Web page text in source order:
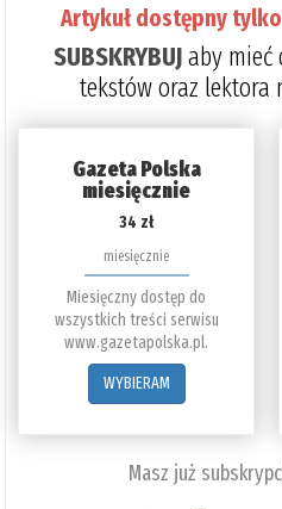
Artykuł dostępny
SUBSKRYBUJaby mieć
tekstów oraz lektora
Gazeta Polska
miesięcznie
34 zł
miesięcznie
Miesięczny dostęp do
wszystkich treści serwisu
www.gazetapolska.pl.
WYBIERAM
Masz już